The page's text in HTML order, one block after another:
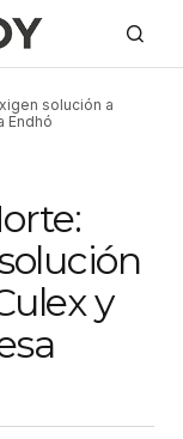
solución a
Endhó
y